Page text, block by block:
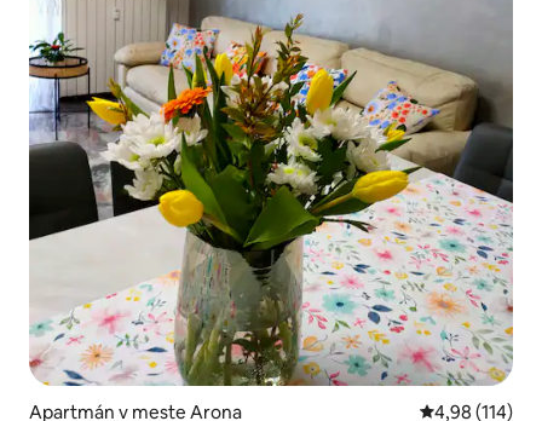
Apartmán v meste Arona Priemerné
4,98 (114)